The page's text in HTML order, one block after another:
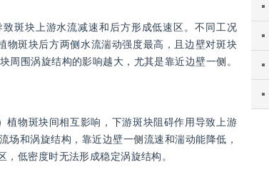
斑块上游水流减速和后方形成低速区。不同工况
物斑块后方两侧水流湍动强度最高，且边壁对斑块
围涡旋结构的影响越大，尤其是靠近边壁一侧。
物斑块间相互影响，下游斑块阻碍作用导致上游
和涡旋结构，靠近边壁一侧流速和湍动能降低，
低密度时无法形成稳定涡旋结构。